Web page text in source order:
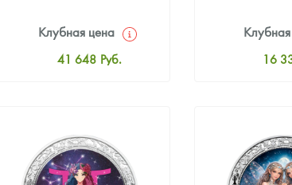
Клубная цена
41 648 Руб.
36 070 Руб.
16